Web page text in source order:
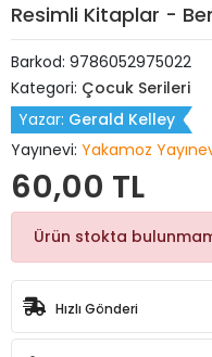
Resimli Kitaplar -
Barkod: 9786052975022
Kategori: Çocuk Serileri
Yazar: Gerald Kelley
Yayınevi: Yakamoz
60,00 TL
Ürün stokta
Hızlı Gönderi